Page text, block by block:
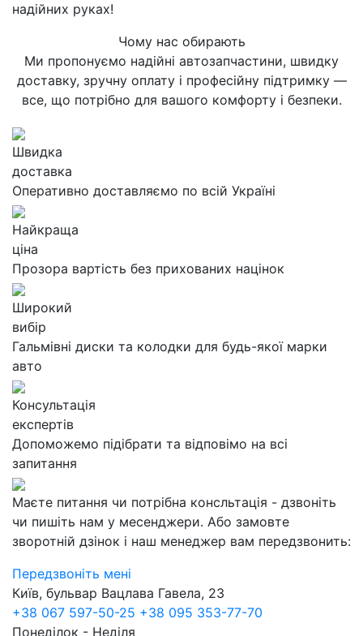
надійних руках!
Чому нас обирають
Ми пропонуємо надійні автозапчастини, швидку
доставку, зручну оплату і професійну підтримку —
все, що потрібно для вашого комфорту і безпеки.
Швидка
доставка
Оперативно доставляємо по всій Україні
Найкраща
ціна
Прозора вартість без прихованих націнок
Широкий
вибір
Гальмівні диски та колодки для будь-якої марки
авто
Консультація
експертів
Допоможемо підібрати та відповімо на всі
запитання
Маєте питання чи потрібна консльтація - дзвоніть
чи пишіть нам у месенджери. Або замовте
зворотній дзінок і наш менеджер вам передзвонить:
Передзвоніть мені
Київ, бульвар Вацлава Гавела, 23
+38 067 597-50-25 +38 095 353-77-70
Понеділок - Неділя